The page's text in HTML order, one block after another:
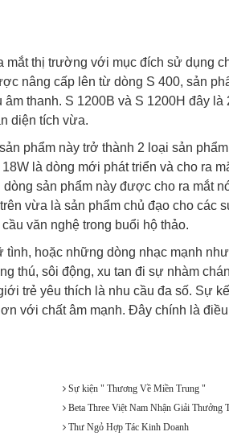
thị trường với mục đích sử dụng
nâng cấp lên từ dòng S 400, sản
thanh. S 1200B và S 1200H đây
diện tích vừa.
phẩm này trở thành 2 loại sản
là dòng mới phát triển và cho ra
sản phẩm này được cho ra mắt
vừa là sản phẩm chủ đạo cho các
văn nghệ trong buổi hộ thảo.
hoặc những dòng nhạc mạnh
thú, sôi động, xu tan đi sự nhàm
trẻ yêu thích là nhu cầu đa số. Sự
với chất âm mạnh. Đây chính là
Sự kiện " Thương Về Miền Trung "
Beta Three Việt Nam Nhận Giải Thưởng
Thư Ngỏ Hợp Tác Kinh Doanh